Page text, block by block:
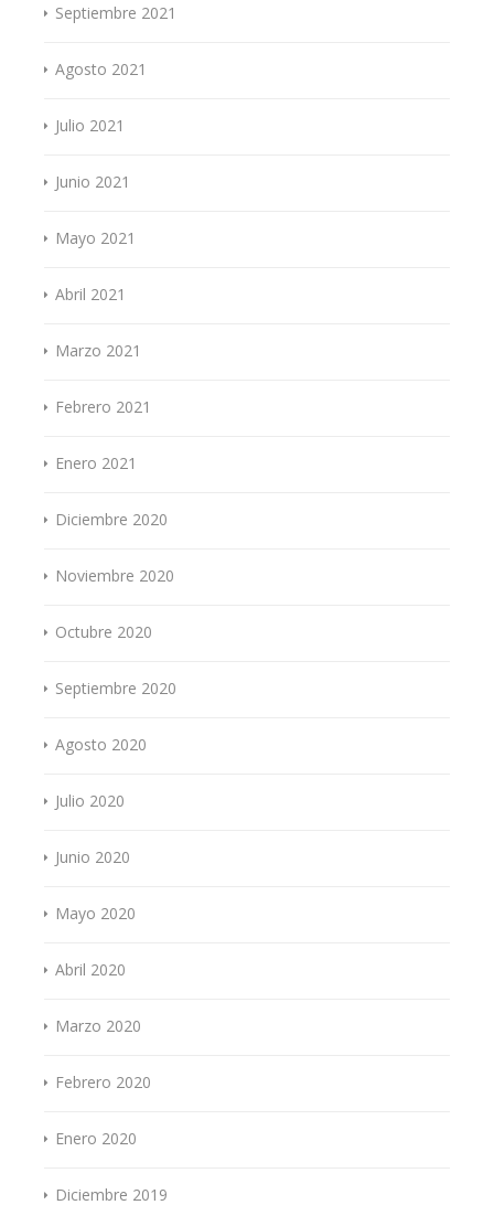
Septiembre 2021
Agosto 2021
Julio 2021
Junio 2021
Mayo 2021
Abril 2021
Marzo 2021
Febrero 2021
Enero 2021
Diciembre 2020
Noviembre 2020
Octubre 2020
Septiembre 2020
Agosto 2020
Julio 2020
Junio 2020
Mayo 2020
Abril 2020
Marzo 2020
Febrero 2020
Enero 2020
Diciembre 2019